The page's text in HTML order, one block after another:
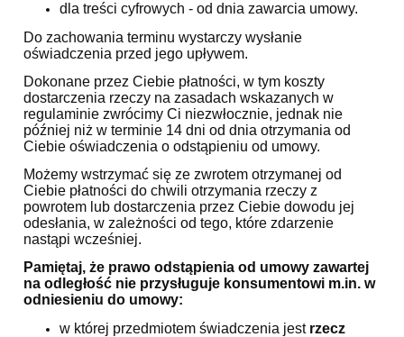
dla treści cyfrowych - od dnia zawarcia umowy.
Do zachowania terminu wystarczy wysłanie
oświadczenia przed jego upływem.
Dokonane przez Ciebie płatności, w tym koszty
dostarczenia rzeczy na zasadach wskazanych w
regulaminie zwrócimy Ci niezwłocznie, jednak nie
później niż w terminie 14 dni od dnia otrzymania od
Ciebie oświadczenia o odstąpieniu od umowy.
Możemy wstrzymać się ze zwrotem otrzymanej od
Ciebie płatności do chwili otrzymania rzeczy z
powrotem lub dostarczenia przez Ciebie dowodu jej
odesłania, w zależności od tego, które zdarzenie
nastąpi wcześniej.
Pamiętaj, że prawo odstąpienia od umowy zawartej
na odległość nie przysługuje konsumentowi m.in. w
odniesieniu do umowy:
w której przedmiotem świadczenia jest rzecz